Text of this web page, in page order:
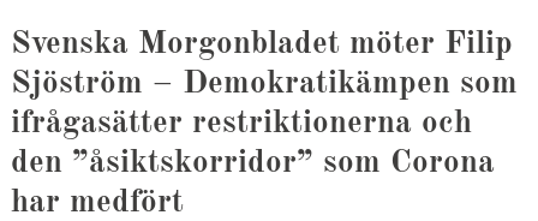
Svenska Morgonbladet möter Filip
Sjöström – Demokratikämpen som
ifrågasätter restriktionerna och
den ”åsiktskorridor” som Corona
har medfört